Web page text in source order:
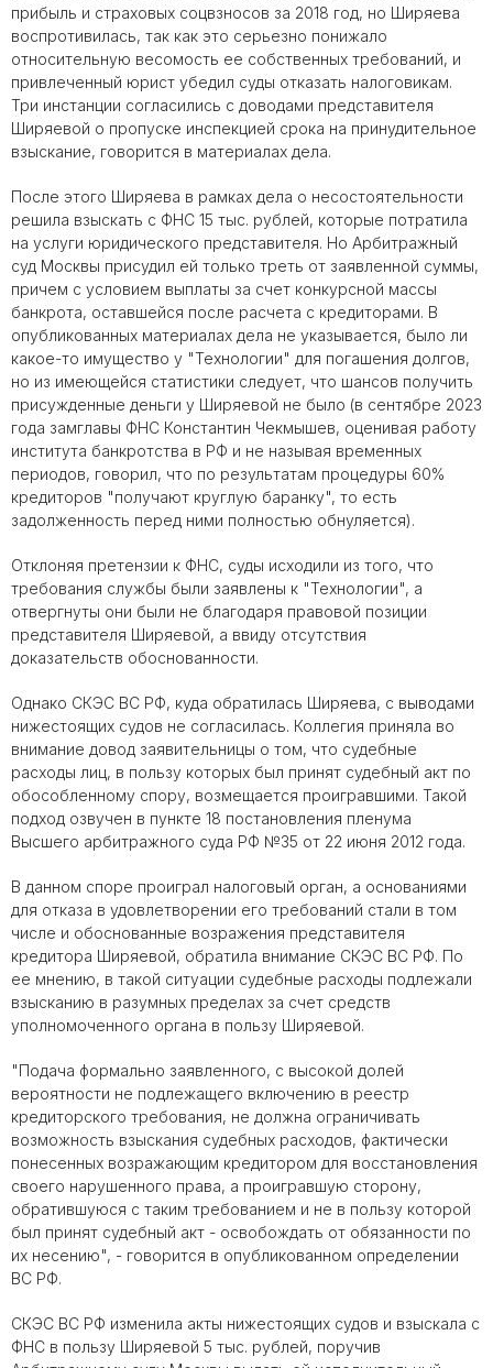
прибыль и страховых соцвзносов за 2018 год, но Ширяева
воспротивилась, так как это серьезно понижало
относительную весомость ее собственных требований, и
привлеченный юрист убедил суды отказать налоговикам.
Три инстанции согласились с доводами представителя
Ширяевой о пропуске инспекцией срока на принудительное
взыскание, говорится в материалах дела.
После этого Ширяева в рамках дела о несостоятельности
решила взыскать с ФНС 15 тыс. рублей, которые потратила
на услуги юридического представителя. Но Арбитражный
суд Москвы присудил ей только треть от заявленной суммы,
причем с условием выплаты за счет конкурсной массы
банкрота, оставшейся после расчета с кредиторами. В
опубликованных материалах дела не указывается, было ли
какое-то имущество у "Технологии" для погашения долгов,
но из имеющейся статистики следует, что шансов получить
присужденные деньги у Ширяевой не было (в сентябре 2023
года замглавы ФНС Константин Чекмышев, оценивая работу
института банкротства в РФ и не называя временных
периодов, говорил, что по результатам процедуры 60%
кредиторов "получают круглую баранку", то есть
задолженность перед ними полностью обнуляется).
Отклоняя претензии к ФНС, суды исходили из того, что
требования службы были заявлены к "Технологии", а
отвергнуты они были не благодаря правовой позиции
представителя Ширяевой, а ввиду отсутствия
доказательств обоснованности.
Однако СКЭС ВС РФ, куда обратилась Ширяева, с выводами
нижестоящих судов не согласилась. Коллегия приняла во
внимание довод заявительницы о том, что судебные
расходы лиц, в пользу которых был принят судебный акт по
обособленному спору, возмещается проигравшими. Такой
подход озвучен в пункте 18 постановления пленума
Высшего арбитражного суда РФ №35 от 22 июня 2012 года.
В данном споре проиграл налоговый орган, а основаниями
для отказа в удовлетворении его требований стали в том
числе и обоснованные возражения представителя
кредитора Ширяевой, обратила внимание СКЭС ВС РФ. По
ее мнению, в такой ситуации судебные расходы подлежали
взысканию в разумных пределах за счет средств
уполномоченного органа в пользу Ширяевой.
"Подача формально заявленного, с высокой долей
вероятности не подлежащего включению в реестр
кредиторского требования, не должна ограничивать
возможность взыскания судебных расходов, фактически
понесенных возражающим кредитором для восстановления
своего нарушенного права, а проигравшую сторону,
обратившуюся с таким требованием и не в пользу которой
был принят судебный акт - освобождать от обязанности по
их несению", - говорится в опубликованном определении
ВС РФ.
СКЭС ВС РФ изменила акты нижестоящих судов и взыскала с
ФНС в пользу Ширяевой 5 тыс. рублей, поручив